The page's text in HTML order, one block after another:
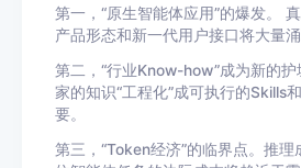
第一，“原生智能体应用”的爆发。
产品形态和新一代用户接口将大量涌
第二，“行业Know-how”成为新的
家的知识“工程化”成可执行的Skills
要。
第三，“Token经济”的临界点。推